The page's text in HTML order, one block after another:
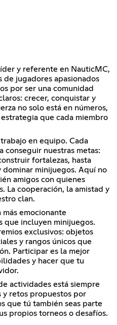
y referente en NauticMC,
de jugadores apasionados
por ser una comunidad
crecer, conquistar y
no solo está en números,
que cada miembro
en equipo. Cada
conseguir nuestras metas:
fortalezas, hasta
dominar minijuegos. Aquí no
amigos con quienes
La cooperación, la amistad y
clan.
más emocionante
que incluyen minijuegos.
exclusivos: objetos
y rangos únicos que
Participar es la mejor
y hacer que tu
actividades está siempre
y retos propuestos por
que tú también seas parte
propios torneos o desafíos.